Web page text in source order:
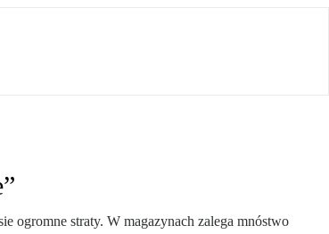
ogromne straty. W magazynach zalega mnóstwo